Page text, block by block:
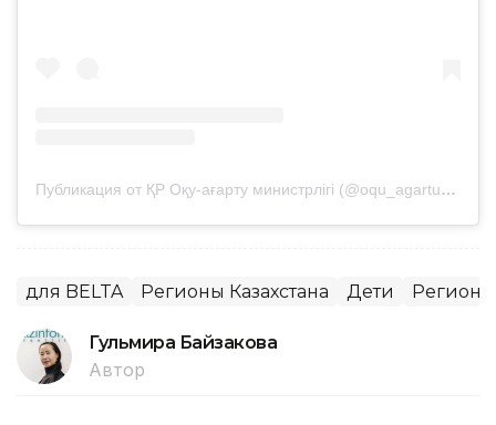
Публикация от ҚР Оқу-ағарту министрлігі (@oqu_agartu_ministrligi)
для BELTA Регионы Казахстана Дети Регионы
Гульмира Байзакова
Автор